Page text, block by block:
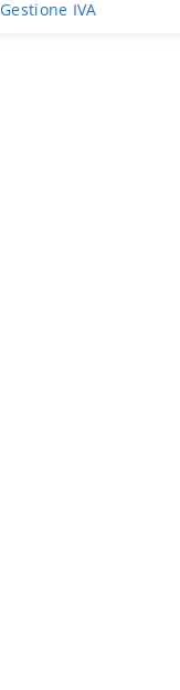
Gestione IVA